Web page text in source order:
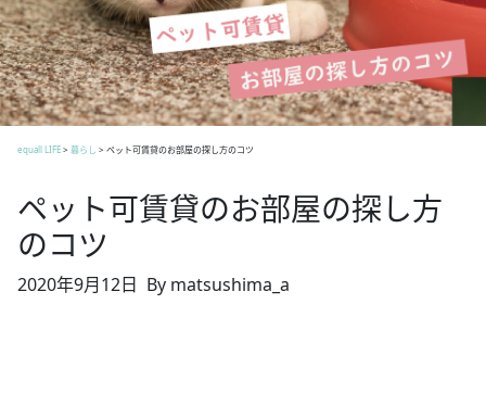
equall LIFE> 暮らし > ペット可賃貸のお部屋の探し方のコツ
ペット可賃貸のお部屋の探し方
のコツ
2020年9月12日 By matsushima_a